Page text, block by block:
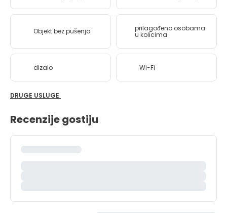
Objekt bez pušenja prilagođeno osobama
u kolicima
dizalo Wi-Fi
DRUGE USLUGE
Recenzije gostiju